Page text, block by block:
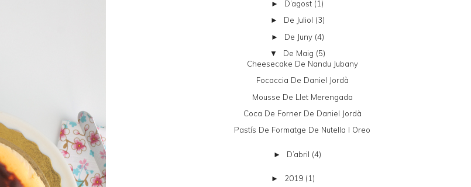
► D’agost (1)
► De Juliol (3)
► De Juny (4)
▼ De Maig (5)
Cheesecake De Nandu Jubany
Focaccia De Daniel Jordà
Mousse De Llet Merengada
Coca De Forner De Daniel Jordà
Pastís De Formatge De Nutella I Oreo
► D’abril (4)
► 2019 (1)